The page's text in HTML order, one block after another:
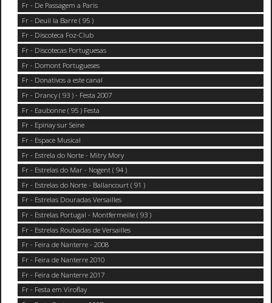
Fr - De Passagem a Paris
Fr - Deuil la Barre ( 95 )
Fr - Discoteca Foz-Club
Fr - Discotecas Portuguesas
Fr - Domont Portugueses
Fr - Donativos a este canal
Fr - Drancy ( 93 ) - Festa 2007
Fr - Eaubonne ( 95 ) Festa
Fr - Epinay sur Seine
Fr - Espace Musical
Fr - Estrela do Norte - Mitry Mory
Fr - Estrelas do Mar - Nogent ( 94 )
Fr - Estrelas do Norte - Ballancourt ( 91 )
Fr - Estrelas Douradas Versailles
Fr - Estrelas Portugal - Montfermeille ( 93 )
Fr - Estrelas Roubadas de Versailles
Fr - Feira de Nanterre - 2008
Fr - Feira de Nanterre 2010
Fr - Feira de Nanterre 2017
Fr - Festa em Viroflay